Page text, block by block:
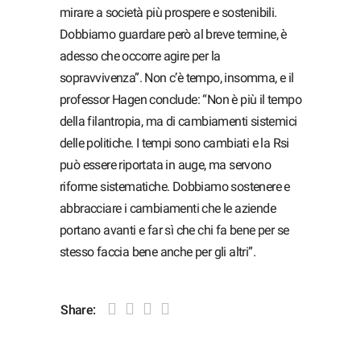
mirare a società più prospere e sostenibili.
Dobbiamo guardare però al breve termine, è
adesso che occorre agire per la
sopravvivenza”. Non c’è tempo, insomma, e il
professor Hagen conclude: “Non è più il tempo
della filantropia, ma di cambiamenti sistemici
delle politiche. I tempi sono cambiati e la Rsi
può essere riportata in auge, ma servono
riforme sistematiche. Dobbiamo sostenere e
abbracciare i cambiamenti che le aziende
portano avanti e far sì che chi fa bene per se
stesso faccia bene anche per gli altri”.
Share: